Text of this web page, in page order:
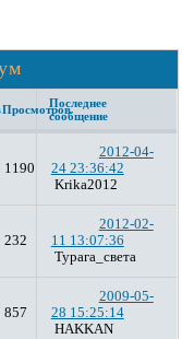
ПросмотровПоследнее
сообщение
1190
2012-04-
24 23:36:42
Krika2012
232
2012-02-
11 13:07:36
Турага_света
857
2009-05-
28 15:25:14
HAKKAN